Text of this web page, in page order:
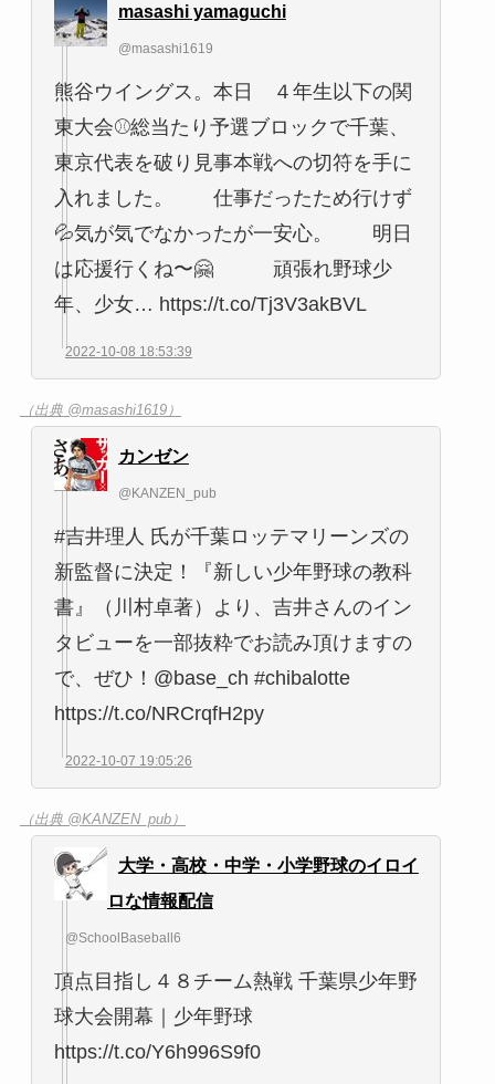
masashi yamaguchi
@masashi1619
熊谷ウイングス。本日 ４年生以下の関
東大会⚾総当たり予選ブロックで千葉、
東京代表を破り見事本戦への切符を手に
入れました。 仕事だったため行けず
💦気が気でなかったが一安心。 明日
は応援行くね〜🤗 頑張れ野球少
年、少女… https://t.co/Tj3V3akBVL
2022-10-08 18:53:39
（出典 @masashi1619）
カンゼン
@KANZEN_pub
#吉井理人 氏が千葉ロッテマリーンズの
新監督に決定！『新しい少年野球の教科
書』（川村卓著）より、吉井さんのイン
タビューを一部抜粋でお読み頂けますの
で、ぜひ！@base_ch #chibalotte
https://t.co/NRCrqfH2py
2022-10-07 19:05:26
（出典 @KANZEN_pub）
大学・高校・中学・小学野球のイロイ
ロな情報配信
@SchoolBaseball6
頂点目指し４８チーム熱戦 千葉県少年野
球大会開幕｜少年野球
https://t.co/Y6h996S9f0